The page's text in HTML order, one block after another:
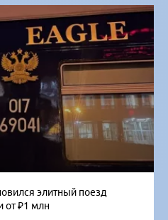
элитный поезд
от ₽1 млн